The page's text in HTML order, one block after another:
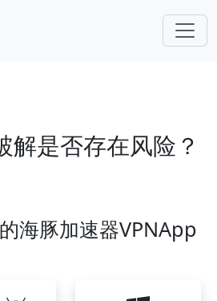
解是否存在风险？
海豚加速器VPNApp